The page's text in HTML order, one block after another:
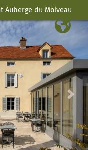
Auberge du Molveau